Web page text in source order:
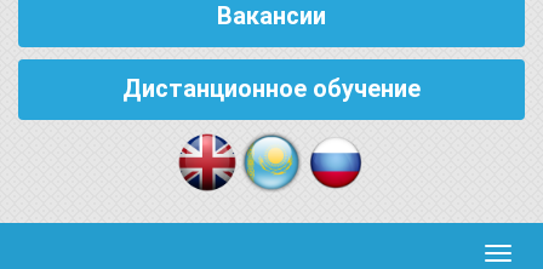
Вакансии
Дистанционное обучение